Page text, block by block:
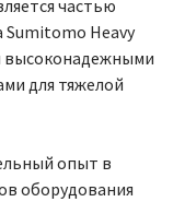
частью
Heavy
высоконадежными
для тяжелой
опыт в
оборудования